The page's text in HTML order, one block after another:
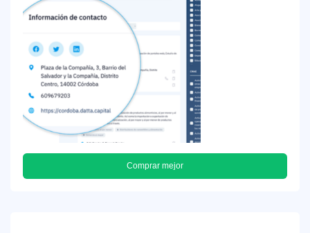
Comprar mejor